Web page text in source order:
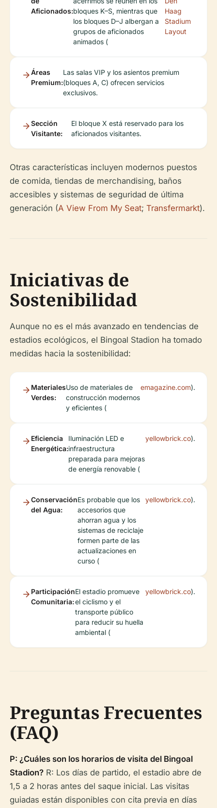
Aficionados:bloques K–S, mientras que
los bloques D–J albergan a
grupos de aficionados
animados (
Haag
Stadium
Layout
Áreas
Premium:
Las salas VIP y los asientos premium
(bloques A, C) ofrecen servicios
exclusivos.
Sección
Visitante:
El bloque X está reservado para los
aficionados visitantes.
Otras características incluyen modernos puestos
de comida, tiendas de merchandising, baños
accesibles y sistemas de seguridad de última
generación (A View From My Seat; Transfermarkt).
Iniciativas de
Sostenibilidad
Aunque no es el más avanzado en tendencias de
estadios ecológicos, el Bingoal Stadion ha tomado
medidas hacia la sostenibilidad:
Materiales
Verdes:
Uso de materiales de
construcción modernos
y eficientes (
emagazine.com).
Eficiencia
Energética:
Iluminación LED e
infraestructura
preparada para mejoras
de energía renovable (
yellowbrick.co).
Conservación
del Agua:
Es probable que los
accesorios que
ahorran agua y los
sistemas de reciclaje
formen parte de las
actualizaciones en
curso (
yellowbrick.co).
Participación
Comunitaria:
El estadio promueve
el ciclismo y el
transporte público
para reducir su huella
ambiental (
yellowbrick.co).
Preguntas Frecuentes
(FAQ)
P: ¿Cuáles son los horarios de visita del Bingoal
Stadion? R: Los días de partido, el estadio abre de
1,5 a 2 horas antes del saque inicial. Las visitas
guiadas están disponibles con cita previa en días